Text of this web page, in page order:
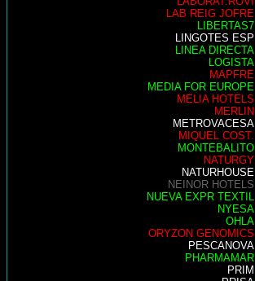
LAB REIG JOFRE
LIBERTAS7
LINGOTES ESP
LINEA DIRECTA
LOGISTA
MAPFRE
MEDIA FOR EUROPE
MELIA HOTELS
MERLIN
METROVACESA
MIQUEL COST.
MONTEBALITO
NATURGY
NATURHOUSE
NEINOR HOTELS
NUEVA EXPR TEXTIL
NYESA
OHLA
ORYZON GENOMICS
PESCANOVA
PHARMAMAR
PRIM